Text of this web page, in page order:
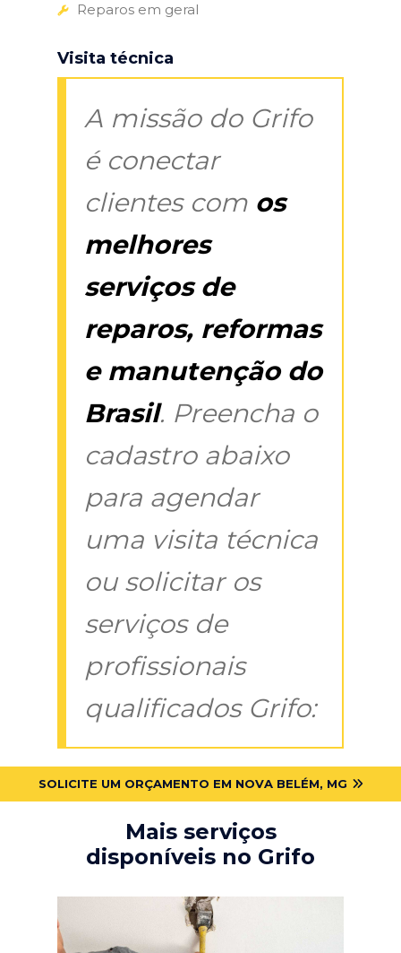
Reparos em geral
Visita técnica
A missão do Grifo
é conectar
clientes com os
melhores
serviços de
reparos, reformas
e manutenção do
Brasil. Preencha o
cadastro abaixo
para agendar
uma visita técnica
ou solicitar os
serviços de
profissionais
qualificados Grifo:
SOLICITE UM ORÇAMENTO EM NOVA BELÉM, MG
Mais serviços
disponíveis no Grifo